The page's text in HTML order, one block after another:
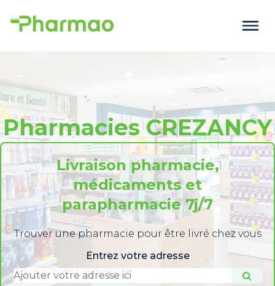
Pharmacies CREZANCY
Livraison pharmacie,
médicaments et
parapharmacie 7j/7
Trouver une pharmacie pour être livré chez vous
Entrez votre adresse